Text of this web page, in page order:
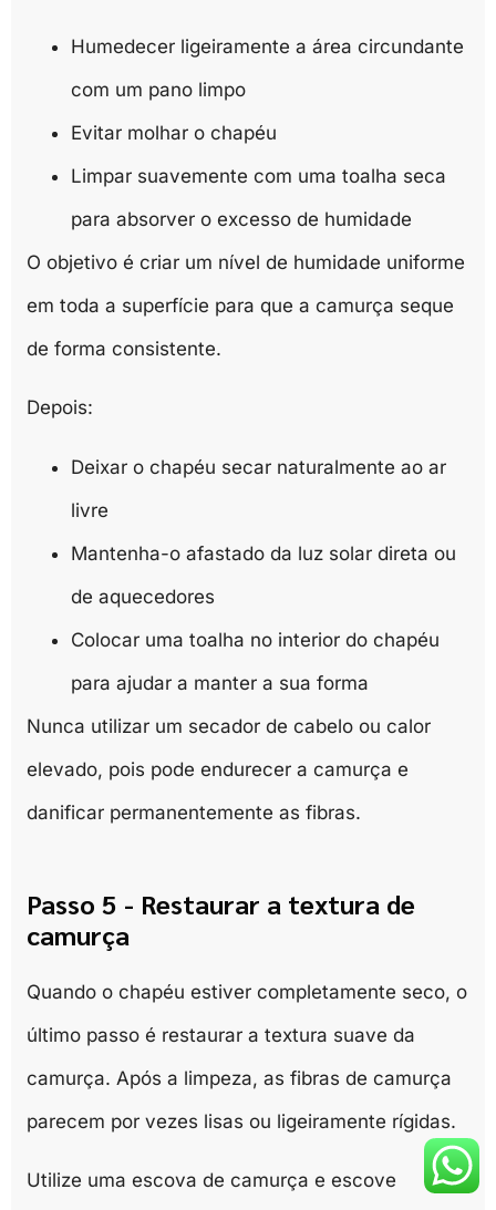
Humedecer ligeiramente a área circundante
com um pano limpo
Evitar molhar o chapéu
Limpar suavemente com uma toalha seca
para absorver o excesso de humidade
O objetivo é criar um nível de humidade uniforme
em toda a superfície para que a camurça seque
de forma consistente.
Depois:
Deixar o chapéu secar naturalmente ao ar
livre
Mantenha-o afastado da luz solar direta ou
de aquecedores
Colocar uma toalha no interior do chapéu
para ajudar a manter a sua forma
Nunca utilizar um secador de cabelo ou calor
elevado, pois pode endurecer a camurça e
danificar permanentemente as fibras.
Passo 5 - Restaurar a textura de
camurça
Quando o chapéu estiver completamente seco, o
último passo é restaurar a textura suave da
camurça. Após a limpeza, as fibras de camurça
parecem por vezes lisas ou ligeiramente rígidas.
Utilize uma escova de camurça e escove